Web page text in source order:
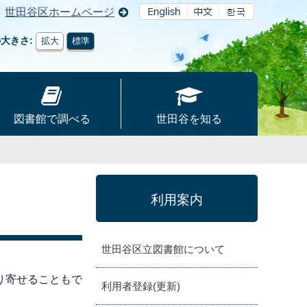
世田谷区ホームページ
きさ 拡大 標準
図書館で調べる 世田谷を知る
寄せることもで
利用案内
世田谷区立図書館について
利用者登録(更新)